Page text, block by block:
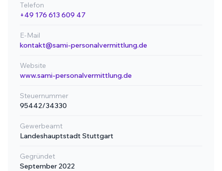
Telefon
+49 176 613 609 47
E-Mail
kontakt@sami-personalvermittlung.de
Website
www.sami-personalvermittlung.de
Steuernummer
95442/34330
Gewerbeamt
Landeshauptstadt Stuttgart
Gegründet
September 2022